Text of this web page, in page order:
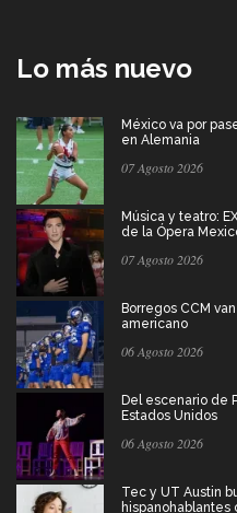
Lo más nuevo
México va por
en Alemania
07 Agosto 2026
Música y teatro:
de la Ópera
07 Agosto 2026
Borregos CCM
americano
06 Agosto 2026
Del escenario de
Estados Unidos
06 Agosto 2026
Tec y UT Austin
hispanohablantes